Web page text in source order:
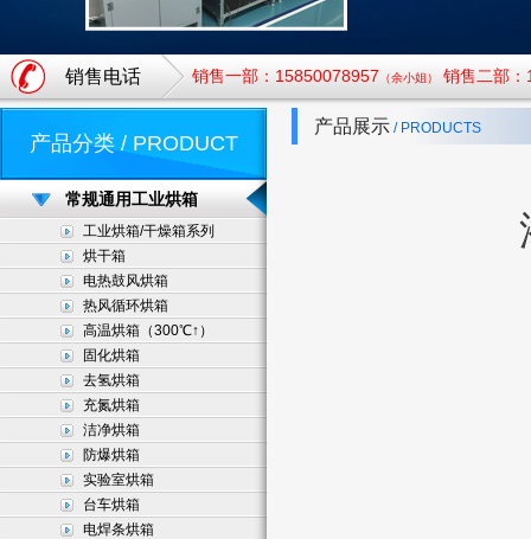
销售电话 销售一部：15850078957 （余小姐） 销售二部
产品分类 / PRODUCT
常规通用工业烘箱
工业烘箱/干燥箱系列
烘干箱
电热鼓风烘箱
热风循环烘箱
高温烘箱（300℃↑）
固化烘箱
去氢烘箱
充氮烘箱
洁净烘箱
防爆烘箱
实验室烘箱
台车烘箱
电焊条烘箱
产品展示 / PRODUCTS